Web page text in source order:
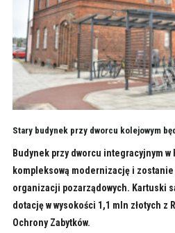
Stary budynek przy dworcu kolejowym
Budynek przy dworcu integracyjnym
kompleksową modernizację i zostanie
organizacji pozarządowych. Kartuski
dotację w wysokości 1,1 mln złotych z
Ochrony Zabytków.